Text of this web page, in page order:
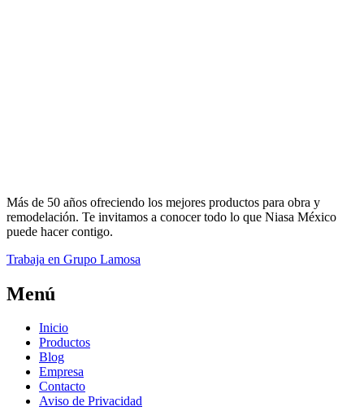
Más de 50 años ofreciendo los mejores productos para obra y
remodelación. Te invitamos a conocer todo lo que Niasa México
puede hacer contigo.
Trabaja en Grupo Lamosa
Menú
Inicio
Productos
Blog
Empresa
Contacto
Aviso de Privacidad